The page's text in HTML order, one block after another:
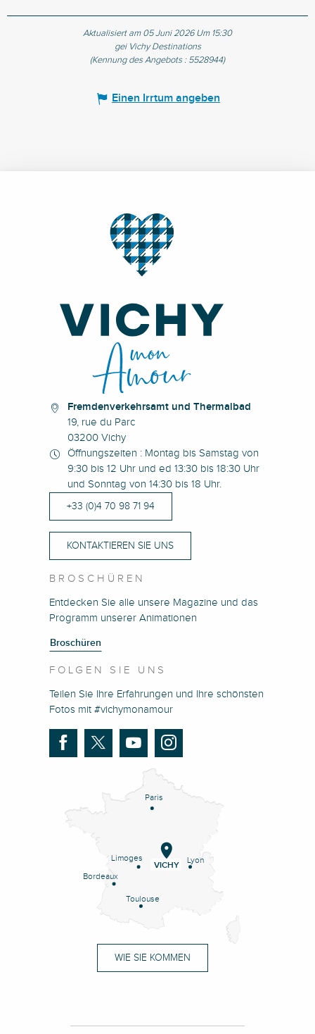
Aktualisiert am 05 Juni 2026 Um 15:30
gei Vichy Destinations
(Kennung des Angebots : 5528944)
Einen Irrtum angeben
Fremdenverkehrsamt und Thermalbad
19, rue du Parc
03200 Vichy
Öffnungszeiten : Montag bis Samstag von
9:30 bis 12 Uhr und ed 13:30 bis 18:30 Uhr
und Sonntag von 14:30 bis 18 Uhr.
+33 (0)4 70 98 71 94
KONTAKTIEREN SIE UNS
BROSCHÜREN
Entdecken Sie alle unsere Magazine und das
Programm unserer Animationen
Broschüren
FOLGEN SIE UNS
Teilen Sie Ihre Erfahrungen und Ihre schönsten
Fotos mit #vichymonamour
Paris
Lyon
Limoges
Bordeaux
Toulouse
VICHY
WIE SIE KOMMEN